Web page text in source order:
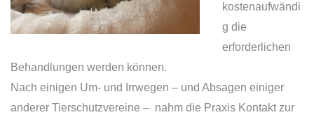
kostenaufwändi
g die
erforderlichen
Behandlungen werden können.
Nach einigen Um- und Irrwegen – und Absagen einiger
anderer Tierschutzvereine – nahm die Praxis Kontakt zur